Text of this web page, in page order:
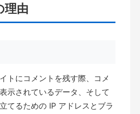
理由
トにコメントを残す際、コメ
示されているデータ、そして
てるための IP アドレスとブラ